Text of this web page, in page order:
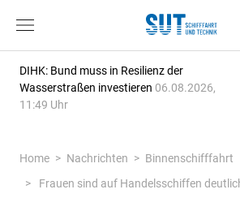
DIHK: Bund muss in Resilienz der
Wasserstraßen investieren 06.08.2026,
11:49 Uhr
Home Nachrichten
Binnenschifffahrt
Frauen sind auf Handelsschiffen